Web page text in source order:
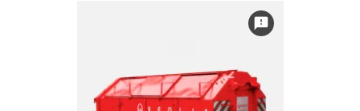
feedback